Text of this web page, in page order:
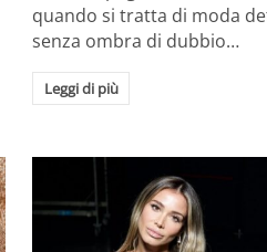
quando si tratta di moda
senza ombra di dubbio…
Leggi di più